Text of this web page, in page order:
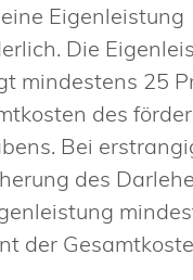
Eigenleistung
Die
mindestens 25
des
Bei
des
der